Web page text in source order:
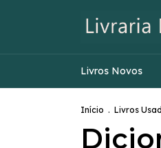
Livros Novos
Início . Livros